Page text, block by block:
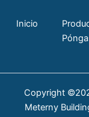
Inicio
Copyright
Meterny